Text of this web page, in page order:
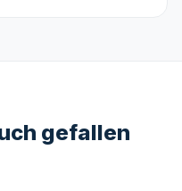
gefallen